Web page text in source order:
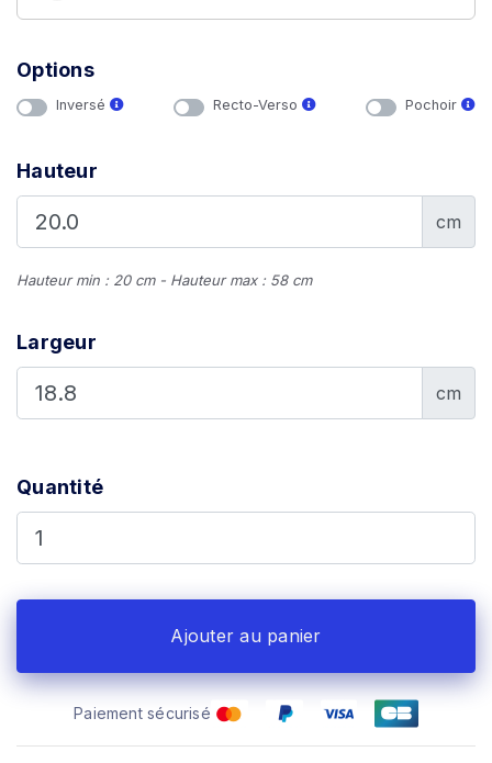
Options
Inversé Recto-Verso Pochoir
Hauteur
cm
Hauteur min : 20 cm - Hauteur max : 58 cm
Largeur
cm
Quantité
Ajouter au panier
Paiement sécurisé